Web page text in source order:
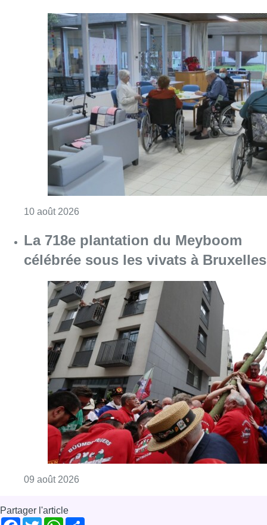
10 août 2026
La 718e plantation du Meyboom
célébrée sous les vivats à Bruxelles
09 août 2026
Partager l'article
Facebook
TwitterWhatsApp